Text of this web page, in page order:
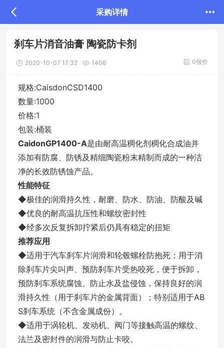
采购详情
刹车片消音油膏 陶瓷防卡剂
2020-10-07 17:32 1406 0报价
规格:CaisdonCSD1400
数量:1000
价格:1
包装:桶装
CaidonGP1400-A是由耐高温稠化剂稠化合成油并
添加有防腐、防锈及精细陶瓷粉末精制而成的一种洁
净的长效防锈蚀产品。
性能特征
◆极佳的润滑持久性，耐磨、防水、防油、防酸及碱
◆优良的耐高温抗压性和螺纹密封性
◆经多次反复拆卸拧紧后仍具有稳定的扭矩
推荐应用
◆适用于汽车刹车片润滑和轮毂螺栓防抱死；用于消
除刹车片尖叫声、预防刹车片受热咬死，便于拆卸，
预防刹车系统腐蚀、防止水及盐侵蚀，保持良好的润
滑持久性（用于刹车片的金属背面）；特别适用于AB
S刹车系统（不含金属成份）。
◆适用于涡轮机、发动机、阀门等接触高温的螺纹、
法兰及密封件的润滑与防止卡咬。